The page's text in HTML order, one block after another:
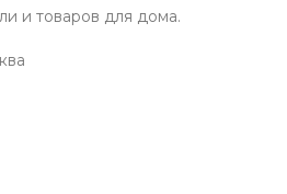
и товаров для дома.